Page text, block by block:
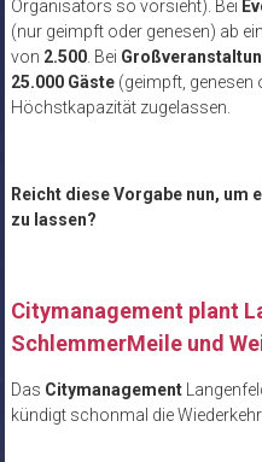
Organisators so vorsieht). Bei
(nur geimpft oder genesen) ab
von 2.500. Bei
25.000 Gäste(geimpft, genesen
Höchstkapazität zugelassen.
Reicht diese Vorgabe nun, um
zu lassen?
Citymanagement plant
SchlemmerMeile und
Das Citymanagement
kündigt schonmal die